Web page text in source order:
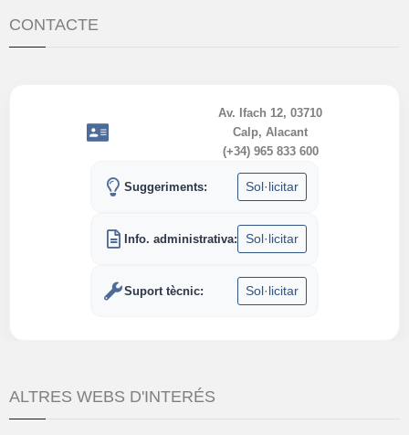
CONTACTE
Av. Ifach 12, 03710
Calp, Alacant
(+34) 965 833 600
Suggeriments: Sol·licitar
Info. administrativa: Sol·licitar
Suport tècnic: Sol·licitar
ALTRES WEBS D'INTERÉS